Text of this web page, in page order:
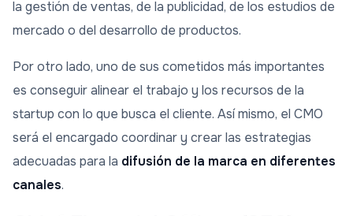
la gestión de ventas, de la publicidad, de los estudios de
mercado o del desarrollo de productos.
Por otro lado, uno de sus cometidos más importantes
es conseguir alinear el trabajo y los recursos de la
startup con lo que busca el cliente. Así mismo, el CMO
será el encargado coordinar y crear las estrategias
adecuadas para la difusión de la marca en diferentes
canales.